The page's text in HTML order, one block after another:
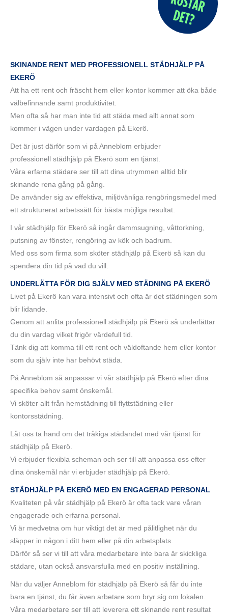
SKINANDE RENT MED PROFESSIONELL STÄDHJÄLP PÅ
EKERÖ
Att ha ett rent och fräscht hem eller kontor kommer att öka både
välbefinnande samt produktivitet.
Men ofta så har man inte tid att städa med allt annat som
kommer i vägen under vardagen på Ekerö.
Det är just därför som vi på Anneblom erbjuder
professionell städhjälp på Ekerö som en tjänst.
Våra erfarna städare ser till att dina utrymmen alltid blir
skinande rena gång på gång.
De använder sig av effektiva, miljövänliga rengöringsmedel med
ett strukturerat arbetssätt för bästa möjliga resultat.
I vår städhjälp för Ekerö så ingår dammsugning, våttorkning,
putsning av fönster, rengöring av kök och badrum.
Med oss som firma som sköter städhjälp på Ekerö så kan du
spendera din tid på vad du vill.
UNDERLÄTTA FÖR DIG SJÄLV MED STÄDNING PÅ EKERÖ
Livet på Ekerö kan vara intensivt och ofta är det städningen som
blir lidande.
Genom att anlita professionell städhjälp på Ekerö så underlättar
du din vardag vilket frigör värdefull tid.
Tänk dig att komma till ett rent och väldoftande hem eller kontor
som du själv inte har behövt städa.
På Anneblom så anpassar vi vår städhjälp på Ekerö efter dina
specifika behov samt önskemål.
Vi sköter allt från hemstädning till flyttstädning eller
kontorsstädning.
Låt oss ta hand om det tråkiga städandet med vår tjänst för
städhjälp på Ekerö.
Vi erbjuder flexibla scheman och ser till att anpassa oss efter
dina önskemål när vi erbjuder städhjälp på Ekerö.
STÄDHJÄLP PÅ EKERÖ MED EN ENGAGERAD PERSONAL
Kvaliteten på vår städhjälp på Ekerö är ofta tack vare våran
engagerade och erfarna personal.
Vi är medvetna om hur viktigt det är med pålitlighet när du
släpper in någon i ditt hem eller på din arbetsplats.
Därför så ser vi till att våra medarbetare inte bara är skickliga
städare, utan också ansvarsfulla med en positiv inställning.
När du väljer Anneblom för städhjälp på Ekerö så får du inte
bara en tjänst, du får även arbetare som bryr sig om lokalen.
Våra medarbetare ser till att leverera ett skinande rent resultat